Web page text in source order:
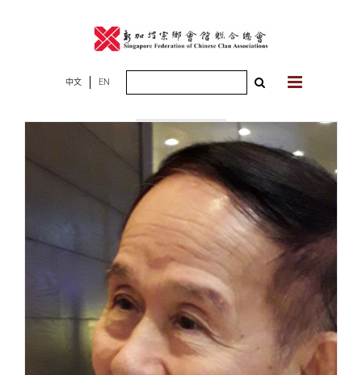
中文 EN
2018年12月30